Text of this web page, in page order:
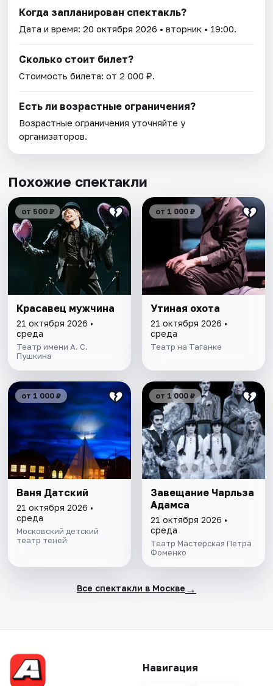
Когда запланирован спектакль?
Дата и время:20 октября 2026 • вторник • 19:00.
Сколько стоит билет?
Стоимость билета: от 2 000 ₽.
Есть ли возрастные ограничения?
Возрастные ограничения уточняйте у
организаторов.
Похожие спектакли
от 500 ₽
Красавец мужчина
21 октября 2026 •
среда
Театр имени А. С.
Пушкина
от 1 000 ₽
Утиная охота
21 октября 2026 •
среда
Театр на Таганке
от 1 000 ₽
Ваня Датский
21 октября 2026 •
среда
Московский детский
театр теней
от 1 000 ₽
Завещание Чарльза
Адамса
21 октября 2026 •
среда
Театр Мастерская Петра
Фоменко
Все спектакли в Москве →
Навигация